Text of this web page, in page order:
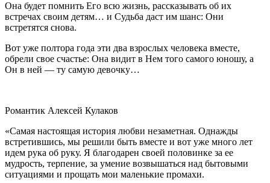
Она будет помнить Его всю жизнь, рассказывать об их
встречах своим детям… и Судьба даст им шанс: Они
встретятся снова.
Вот уже полтора года эти два взрослых человека вместе,
обрели свое счастье: Она видит в Нем того самого юношу, а
Он в ней — ту самую девочку…
Романтик Алексей Кулаков
«Самая настоящая история любви незаметная. Однажды
встретившись, мы решили быть вместе и вот уже много лет
идем рука об руку. Я благодарен своей половинке за ее
мудрость, терпение, за умение возвышаться над бытовыми
ситуациями и прощать мои маленькие промахи.